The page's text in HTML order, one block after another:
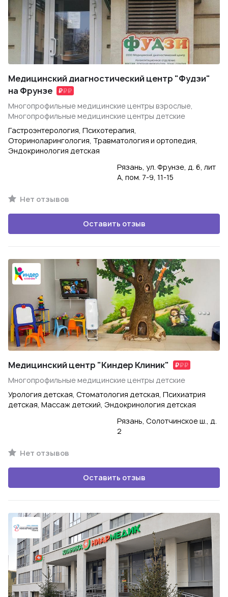
Медицинский диагностический центр "Фудзи"
на Фрунзе
Многопрофильные медицинские центры взрослые,
Многопрофильные медицинские центры детские
Гастроэнтерология, Психотерапия,
Оториноларингология, Травматология и ортопедия,
Эндокринология детская
Рязань, ул. Фрунзе, д. 6, лит
А, пом. 7-9, 11-15
Нет отзывов
Оставить отзыв
Медицинский центр "Киндер Клиник"
Многопрофильные медицинские центры детские
Урология детская, Стоматология детская, Психиатрия
детская, Массаж детский, Эндокринология детская
Рязань, Солотчинское ш., д.
2
Нет отзывов
Оставить отзыв